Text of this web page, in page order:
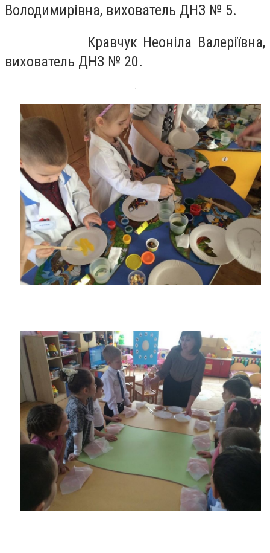
Володимирівна, вихователь ДНЗ № 5.
Кравчук Неоніла Валеріївна,
вихователь ДНЗ № 20.